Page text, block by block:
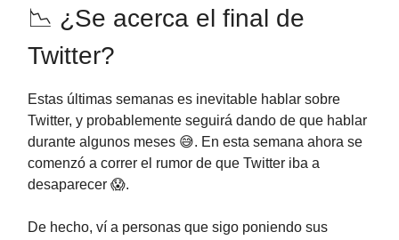
📉 ¿Se acerca el final de
Twitter?
Estas últimas semanas es inevitable hablar sobre
Twitter, y probablemente seguirá dando de que hablar
durante algunos meses 😅. En esta semana ahora se
comenzó a correr el rumor de que Twitter iba a
desaparecer 😱.
De hecho, ví a personas que sigo poniendo sus